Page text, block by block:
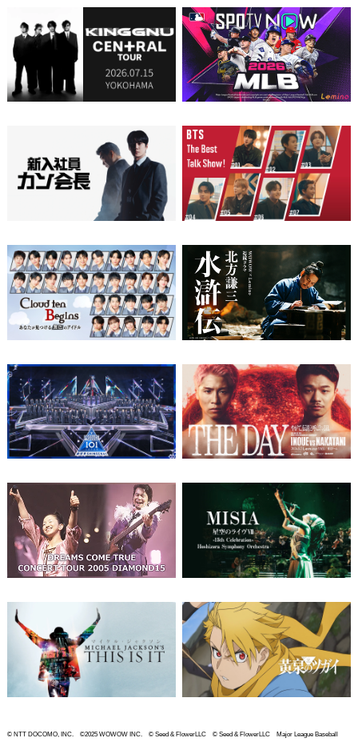
© NTT DOCOMO, INC. ©2025 WOWOW INC. © Seed & FlowerLLC © Seed & FlowerLLC Major League Baseball